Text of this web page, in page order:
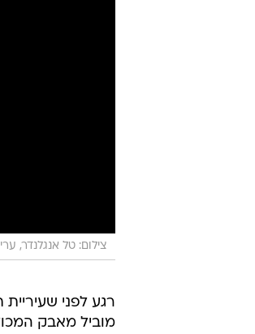
צילום: טל אנגלנדר,
רגע לפני
מוביל מאבק